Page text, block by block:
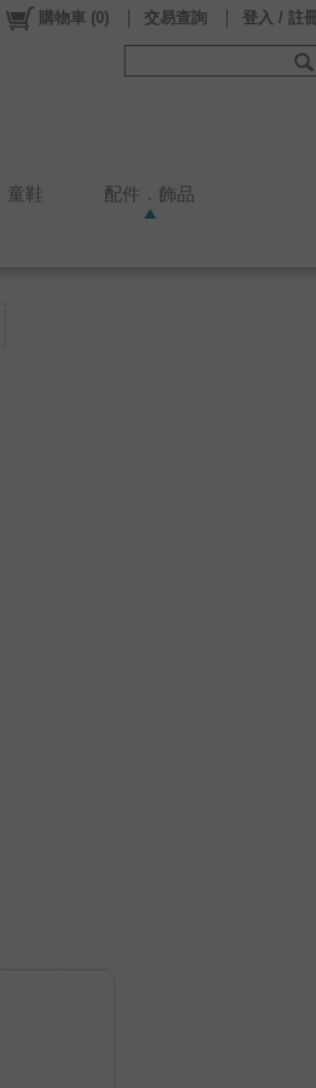
童鞋 配件．飾品
購物車 (0) 交易查詢 登入 / 註